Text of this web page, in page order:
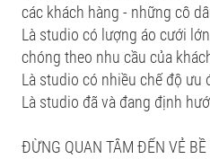
các khách hàng - những cô
Là studio có lượng áo cưới
chóng theo nhu cầu của
Là studio có nhiều chế độ ưu
Là studio đã và đang định
ĐỪNG QUAN TÂM ĐẾN VẺ BỀ